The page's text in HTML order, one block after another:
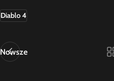
Diablo 4
Nowsze